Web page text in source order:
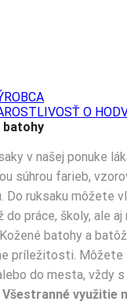
O
batohy
v našej ponuke
súhrou farieb,
Do ruksaku môžete
do práce, školy, ale
batohy a
príležitosti. Môžete
do mesta, vždy
Všestranné využitie